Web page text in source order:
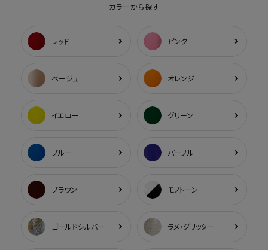
カラーから探す
レッド ピンク
ベージュ オレンジ
イエロー グリーン
ブルー パープル
ブラウン モノトーン
ゴールドシルバー ラメ・グリッター